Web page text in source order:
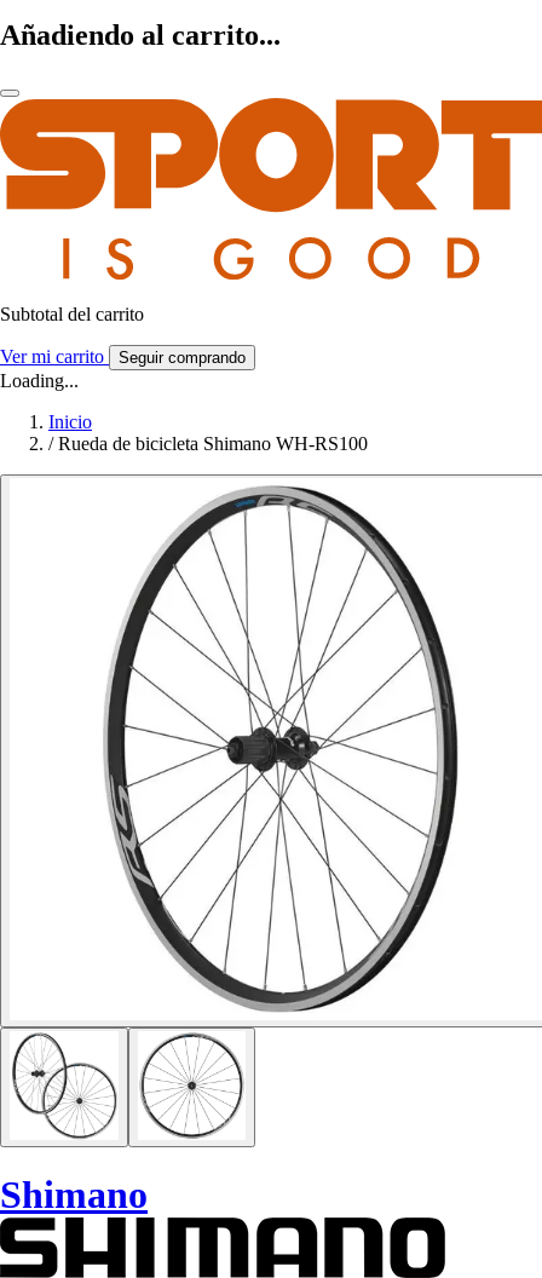
Añadiendo al carrito...
Subtotal del carrito
Ver mi carrito Seguir comprando
Loading...
Inicio
/ Rueda de bicicleta Shimano WH-RS100
Shimano